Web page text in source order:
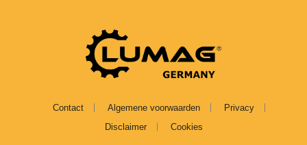
Contact Algemene voorwaarden
Privacy
Disclaimer
Cookies